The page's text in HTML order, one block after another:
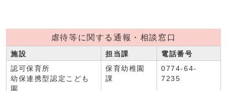
虐待等に関する通報・相談窓口
施設 担当課
電話番号
認可保育所
幼保連携型認定こども
園
保育幼稚園
課
0774-64-
7235